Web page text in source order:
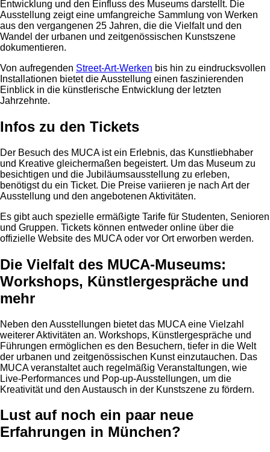
Entwicklung und den Einfluss des Museums darstellt. Die
Ausstellung zeigt eine umfangreiche Sammlung von Werken
aus den vergangenen 25 Jahren, die die Vielfalt und den
Wandel der urbanen und zeitgenössischen Kunstszene
dokumentieren.
Von aufregenden Street-Art-Werken bis hin zu eindrucksvollen
Installationen bietet die Ausstellung einen faszinierenden
Einblick in die künstlerische Entwicklung der letzten
Jahrzehnte.
Infos zu den Tickets
Der Besuch des MUCA ist ein Erlebnis, das Kunstliebhaber
und Kreative gleichermaßen begeistert. Um das Museum zu
besichtigen und die Jubiläumsausstellung zu erleben,
benötigst du ein Ticket. Die Preise variieren je nach Art der
Ausstellung und den angebotenen Aktivitäten.
Es gibt auch spezielle ermäßigte Tarife für Studenten, Senioren
und Gruppen. Tickets können entweder online über die
offizielle Website des MUCA oder vor Ort erworben werden.
Die Vielfalt des MUCA-Museums:
Workshops, Künstlergespräche und
mehr
Neben den Ausstellungen bietet das MUCA eine Vielzahl
weiterer Aktivitäten an. Workshops, Künstlergespräche und
Führungen ermöglichen es den Besuchern, tiefer in die Welt
der urbanen und zeitgenössischen Kunst einzutauchen. Das
MUCA veranstaltet auch regelmäßig Veranstaltungen, wie
Live-Performances und Pop-up-Ausstellungen, um die
Kreativität und den Austausch in der Kunstszene zu fördern.
Lust auf noch ein paar neue
Erfahrungen in München?